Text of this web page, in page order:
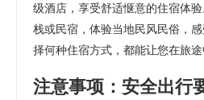
级酒店，享受舒适惬意的住宿体
栈或民宿，体验当地民风民俗，
择何种住宿方式，都能让您在旅途
注意事项：安全出行